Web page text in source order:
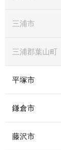
三浦市
三浦郡葉山町
平塚市
鎌倉市
藤沢市